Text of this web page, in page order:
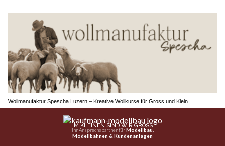
Wollmanufaktur Spescha Luzern – Kreative Wollkurse für Gross und Klein